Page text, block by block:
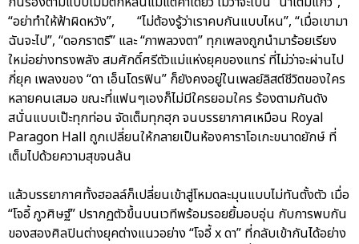
“อย่าทำให้ฟ้าผิดหวัง”, “ไม่ต้องรู้ว่าเราคบกันแบบไหน”, “เมื่อเขามา
ฉันจะไป”, “ดอกราตรี” และ “ภาพลวงตา” ทุกเพลงถูกนำมาร้อยเรียง
ใหม่อย่างทรงพลัง สมศักดิ์ศรีตัวแม่แห่งยุคของแทร่ ที่ไม่ว่าจะผ่านไป
กี่ยุค เพลงของ “ดา เอ็นโดรฟิน” ก็ยังคงอยู่ในเพลย์ลิสต์ชีวิตของใคร
หลายคนเสมอ ขณะที่แฟนๆเองก็ไม่มีใครยอมใคร ร้องตามกันดัง
สนั่นแบบเป๊ะทุกท่อน จัดเต็มทุกฮุก จนบรรยากาศเหมือน Royal
Paragon Hall ถูกเปลี่ยนให้กลายเป็นห้องคาราโอเกะขนาดยักษ์ ที่
เต็มไปด้วยความสุขจนล้น
แล้วบรรยากาศทั้งฮอลล์ก็เปลี่ยนเข้าสู่โหมดละมุนแบบไม่ทันตั้งตัว เมื่อ
“โจอี้ ภูวศิษฐ์” ปรากฏตัวขึ้นบนเวทีพร้อมรอยยิ้มอบอุ่น กับการพบกัน
ของสองศิลปินต่างยุคต่างแนวอย่าง “โจอี้ x ดา” ที่กลับเข้ากันได้อย่าง